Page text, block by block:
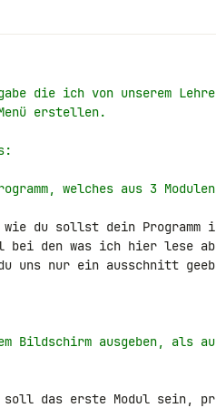
die ich von unserem
erstellen.
welches aus 3
du sollst dein Programm
den was ich hier lese
uns nur ein ausschnitt
Bildschirm ausgeben, als
soll das erste Modul sein,